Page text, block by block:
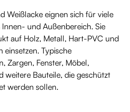
Weißlacke eignen sich für viele
und Außenbereich. Sie
auf Holz, Metall, Hart-PVC und
einsetzen. Typische
Zargen, Fenster, Möbel,
weitere Bauteile, die geschützt
werden sollen.